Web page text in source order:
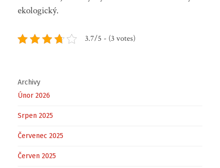
ekologický.
3.7/5 - (3 votes)
Archivy
Únor 2026
Srpen 2025
Červenec 2025
Červen 2025